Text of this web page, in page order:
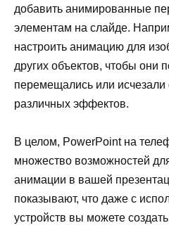
добавить анимированные
элементам на слайде.
настроить анимацию для
других объектов, чтобы они
перемещались или исчезали
различных эффектов.
В целом, PowerPoint на
множество возможностей
анимации в вашей
показывают, что даже с
устройств вы можете